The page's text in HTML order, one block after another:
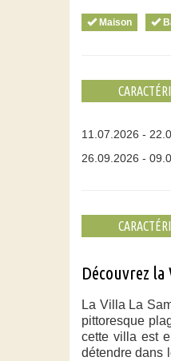
Maison
11.07.2026 -
26.09.2026 -
Découvrez la
La Villa La
pittoresque
cette villa est
détendre dans